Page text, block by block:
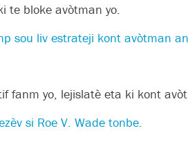
te bloke avòtman yo.
sou liv estrateji kont avòtman
fanm yo, lejislatè eta ki kont
si Roe V. Wade tonbe.